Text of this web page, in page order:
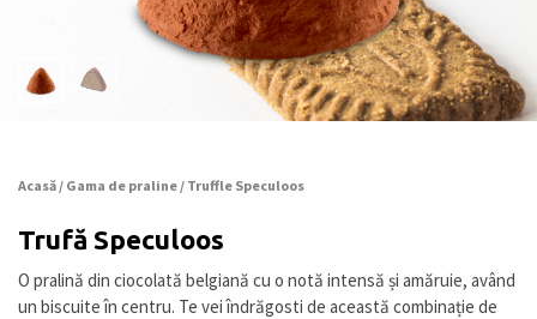
Acasă / Gama de praline / Truffle Speculoos
Trufă Speculoos
O pralină din ciocolată belgiană cu o notă intensă și amăruie, având
un biscuite în centru. Te vei îndrăgosti de această combinație de